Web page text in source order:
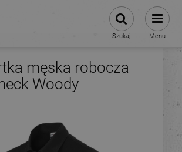
Szukaj Menu
męska robocza
Woody